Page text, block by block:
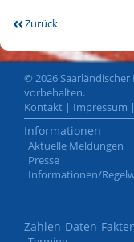
Zurück
© 2026
vorbehalten.
Kontakt | Impressum |
Informationen
Aktuelle Meldungen
Presse
Informationen/
Zahlen-Daten-